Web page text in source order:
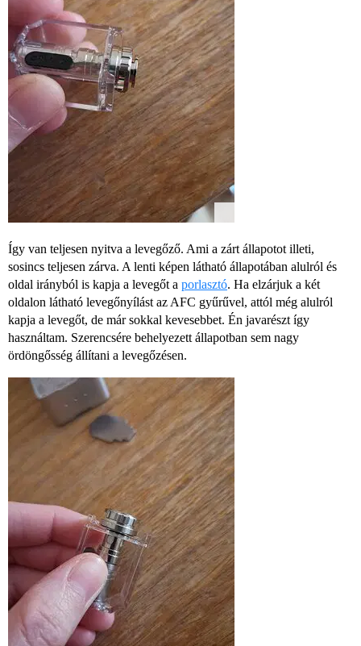
Így van teljesen nyitva a levegőző. Ami a zárt állapotot illeti,
sosincs teljesen zárva. A lenti képen látható állapotában alulról és
oldal irányból is kapja a levegőt a porlasztó. Ha elzárjuk a két
oldalon látható levegőnyílást az AFC gyűrűvel, attól még alulról
kapja a levegőt, de már sokkal kevesebbet. Én javarészt így
használtam. Szerencsére behelyezett állapotban sem nagy
ördöngősség állítani a levegőzésen.